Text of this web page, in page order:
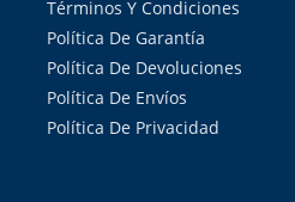
Términos Y Condiciones
Política De Garantía
Política De Devoluciones
Política De Envíos
Política De Privacidad